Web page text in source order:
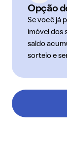
Opção
Se você já
imóvel dos
saldo
sorteio e